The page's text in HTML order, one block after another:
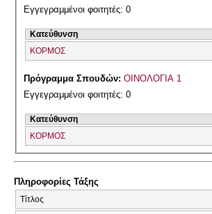
Εγγεγραμμένοι φοιτητές: 0
Κατεύθυνση
ΚΟΡΜΟΣ
Πρόγραμμα Σπουδών:ΟΙΝΟΛΟΓΙΑ 1
Εγγεγραμμένοι φοιτητές: 0
Κατεύθυνση
ΚΟΡΜΟΣ
Πληροφορίες Τάξης
Τίτλος